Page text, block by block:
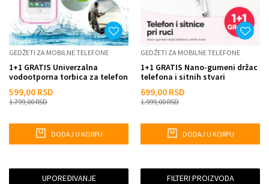
GEDŽETI ZA MOBILNE TELEFONE
1+1 GRATIS Univerzalna
vodootporna torbica za telefon
599,00 RSD
1.799,00RSD
DODAJ U KORPU
GEDŽETI ZA MOBILNE TELEFONE
1+1 GRATIS Nano-gumeni držac
telefona i sitnih stvari
699,00 RSD
1.999,00RSD
DODAJ U KORPU
UPOREĐIVANJE FILTERI PROIZVODA